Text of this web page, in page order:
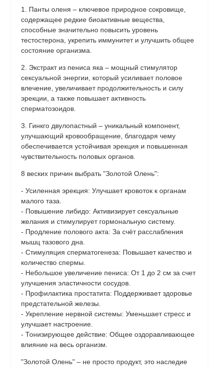
1. Панты оленя – ключевое природное сокровище,
содержащее редкие биоактивные вещества,
способные значительно повысить уровень
тестостерона, укрепить иммунитет и улучшить общее
состояние организма.
2. Экстракт из пениса яка – мощный стимулятор
сексуальной энергии, который усиливает половое
влечение, увеличивает продолжительность и силу
эрекции, а также повышает активность
сперматозоидов.
3. Гинкго двулопастный – уникальный компонент,
улучшающий кровообращение, благодаря чему
обеспечивается устойчивая эрекция и повышенная
чувствительность половых органов.
8 веских причин выбрать "Золотой Олень":
- Усиленная эрекция: Улучшает кровоток к органам
малого таза.
- Повышение либидо: Активизирует сексуальные
желания и стимулирует гормональную систему.
- Продление полового акта: За счёт расслабления
мышц тазового дна.
- Стимуляция сперматогенеза: Повышает качество и
количество спермы.
- Небольшое увеличение пениса: От 1 до 2 см за счет
улучшения эластичности сосудов.
- Профилактика простатита: Поддерживает здоровье
предстательной железы.
- Укрепление нервной системы: Уменьшает стресс и
улучшает настроение.
- Тонизирующее действие: Общее оздоравливающее
влияние на весь организм.
"Золотой Олень" – не просто продукт, это наследие